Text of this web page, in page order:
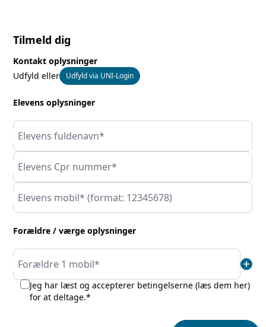
Tilmeld dig
Kontakt oplysninger
Udfyld eller
Udfyld via UNI-Login
Elevens oplysninger
Elevens fuldenavn*
Elevens Cpr nummer*
Elevens mobil* (format: 12345678)
Forældre / værge oplysninger
Forældre 1 mobil* add
Jeg har læst og accepterer betingelserne (læs dem her)
for at deltage.*